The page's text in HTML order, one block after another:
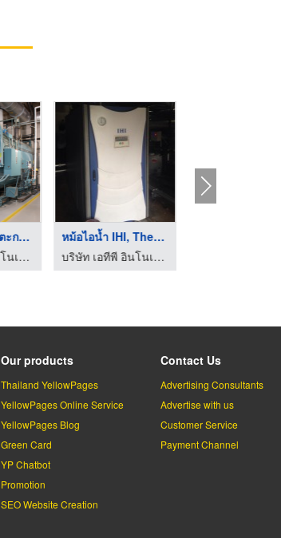
สารเคมีป้องกันตะกรัน ...
บริษัท เอทีพี อินโนเวชั่นส์ จำกัด
หม้อไอน้ำ IHI, Therm ...
บริษัท เอทีพี อินโนเวชั่นส์ จำกัด
Our products
Thailand YellowPages
YellowPages Online Service
YellowPages Blog
Green Card
YP Chatbot
Promotion
SEO Website Creation
Contact Us
Advertising Consultants
Advertise with us
Customer Service
Payment Channel